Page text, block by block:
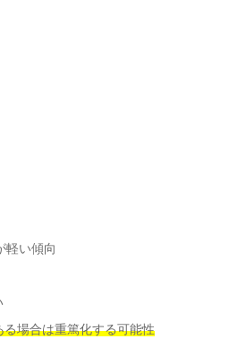
軽い傾向
る場合は重篤化する可能性